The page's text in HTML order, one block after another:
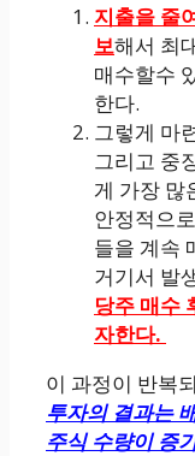
지출을 줄
보해서 최
매수할수
한다.
그렇게 마
그리고 중
게 가장 많
안정적으
들을 계속
거기서 발
당주 매수
자한다.
이 과정이 반복
투자의 결과는
주식 수량이 증